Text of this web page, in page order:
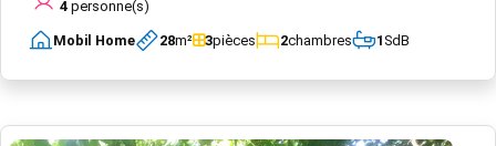
4 personne(s)
Mobil Home 28m² 3pièces 2chambres 1SdB